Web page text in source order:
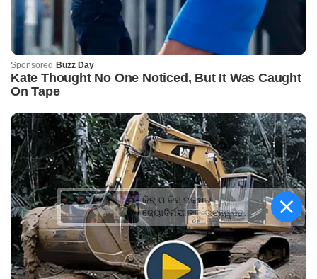
କିଟ୍‍ ଓ କିସ୍‍ ପକ୍ଷରୁ
ଜ୍ୟୋତିର୍ମୟୀଙ୍କୁ ଉଚ୍ଛ୍ୱସିତ
ସମ୍ବର୍ଦ୍ଧନା; ୫ଲକ୍ଷ ଟଙ୍କାର
ପ୍ରୋତ୍ସାହନ ରାଶି ପ୍ରଦାନ